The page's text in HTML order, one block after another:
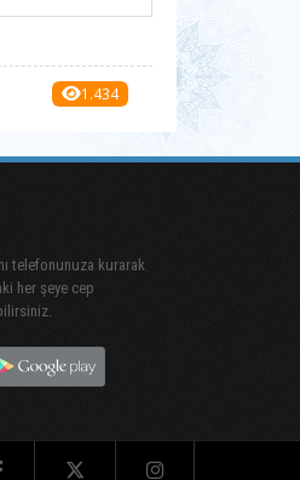
1.434
telefonunuza kurarak
her şeye cep